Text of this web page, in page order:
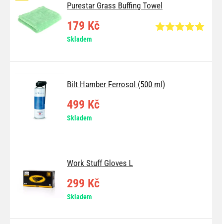
Purestar Grass Buffing Towel
179 Kč
Skladem
Bilt Hamber Ferrosol (500 ml)
499 Kč
Skladem
Work Stuff Gloves L
299 Kč
Skladem